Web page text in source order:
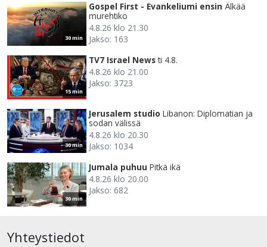
30 min
Gospel First - Evankeliumi ensin Älkää
murehtiko
4.8.26 klo 21.30
Jakso: 163
15 min
TV7 Israel News ti 4.8.
4.8.26 klo 21.00
Jakso: 3723
30 min
Jerusalem studio Libanon: Diplomatian ja
sodan välissä
4.8.26 klo 20.30
Jakso: 1034
30 min
Jumala puhuu Pitkä ikä
4.8.26 klo 20.00
Jakso: 682
Yhteystiedot